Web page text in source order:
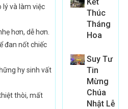
lý và làm việc
hơn, dễ hơn.
đan nốt chiếc
hy sinh vất
thòi, mất
Kết
Thúc
Tháng
Hoa
Suy Tư
Tin
Mừng
Chúa
Nhật Lễ